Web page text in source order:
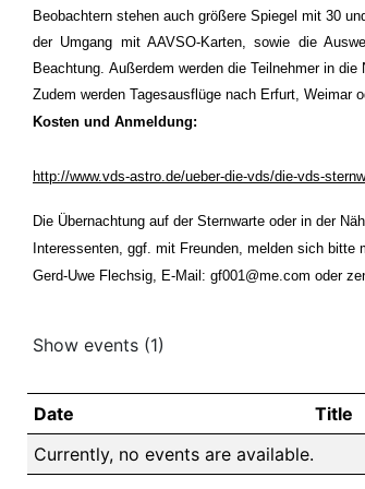
Beobachtern stehen auch größere Spiegel mit 30
der Umgang mit AAVSO-Karten, sowie die
Beachtung. Außerdem werden die Teilnehmer in
Zudem werden Tagesausflüge nach Erfurt, Weimar
Kosten und Anmeldung:
http://www.vds-astro.de/ueber-die-vds/die-vds-
Die Übernachtung auf der Sternwarte oder in der
Interessenten, ggf. mit Freunden, melden sich
Gerd-Uwe Flechsig, E-Mail: gf001@me.com oder
Show events (1)
Date Title
Currently, no events are available.